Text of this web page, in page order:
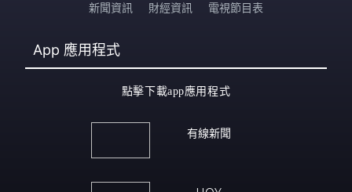
新聞資訊 財經資訊 電視節目表
App 應用程式
點擊下載app應用程式
有線新聞